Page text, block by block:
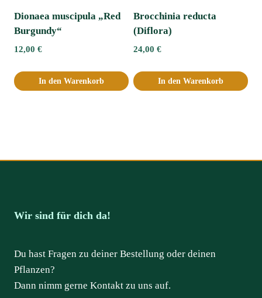
Dionaea muscipula „Red
Burgundy“
12,00 €
In den Warenkorb
Brocchinia reducta
(Diflora)
24,00 €
In den Warenkorb
Wir sind für dich da!
Du hast Fragen zu deiner Bestellung oder deinen
Pflanzen?
Dann nimm gerne Kontakt zu uns auf.